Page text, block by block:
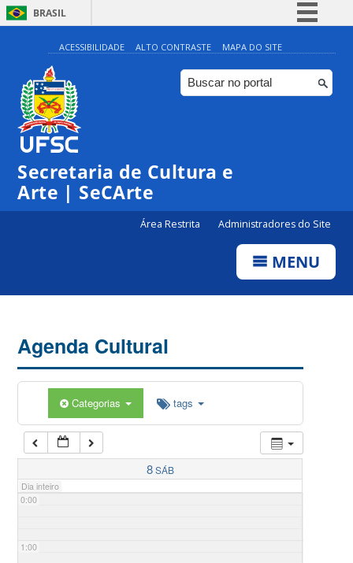
BRASIL
Simplifique!
Comunica BR
Participe
ACESSIBILIDADE ALTO CONTRASTE MAPA DO SITE
Secretaria de Cultura e
Arte | SeCArte
Área Restrita Administradores do Site
MENU
Agenda Cultural
Categorias tags
8SÁB
Dia inteiro
0:00
1:00